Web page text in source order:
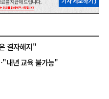
결자해지"
내년 교육 불가능"